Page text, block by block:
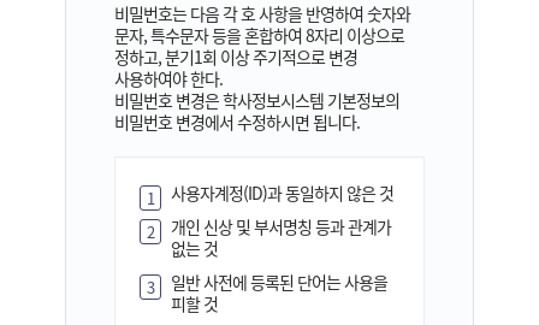
비밀번호는 다음 각 호 사항을 반영하여 숫자와
문자, 특수문자 등을 혼합하여 8자리 이상으로
정하고, 분기1회 이상 주기적으로 변경
사용하여야 한다.
비밀번호 변경은 학사정보시스템 기본정보의
비밀번호 변경에서 수정하시면 됩니다.
1 사용자계정(ID)과 동일하지 않은 것
2
개인 신상 및 부서명칭 등과 관계가
없는 것
3
일반 사전에 등록된 단어는 사용을
피할 것